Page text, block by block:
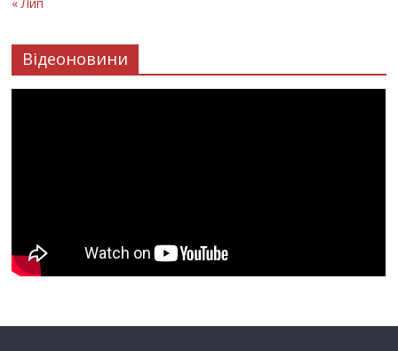
« Лип
Відеоновини